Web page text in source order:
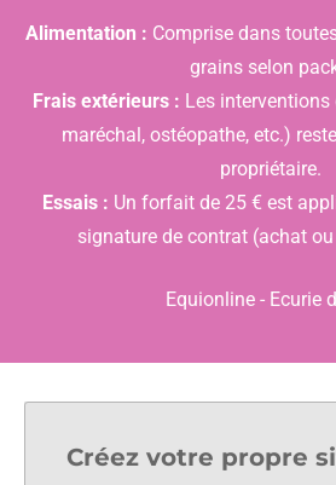
Alimentation : Comprise dans
grains selon
Frais extérieurs : Les interventions
maréchal, ostéopathe, etc.)
propriétaire.
Essais : Un forfait de 25 € est
signature de contrat (achat
Equionline - Ecurie
Créez votre propre